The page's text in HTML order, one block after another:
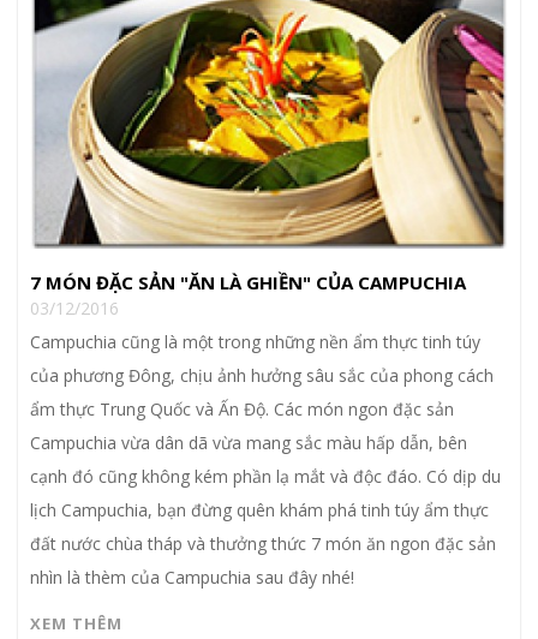
7 MÓN ĐẶC SẢN "ĂN LÀ GHIỀN" CỦA CAMPUCHIA
03/12/2016
Campuchia cũng là một trong những nền ẩm thực tinh túy
của phương Đông, chịu ảnh hưởng sâu sắc của phong cách
ẩm thực Trung Quốc và Ấn Độ. Các món ngon đặc sản
Campuchia vừa dân dã vừa mang sắc màu hấp dẫn, bên
cạnh đó cũng không kém phần lạ mắt và độc đáo. Có dịp du
lịch Campuchia, bạn đừng quên khám phá tinh túy ẩm thực
đất nước chùa tháp và thưởng thức 7 món ăn ngon đặc sản
nhìn là thèm của Campuchia sau đây nhé!
XEM THÊM